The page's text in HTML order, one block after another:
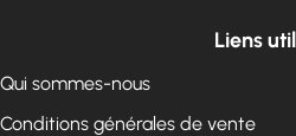
Liens
Qui sommes-nous
Conditions générales de vente